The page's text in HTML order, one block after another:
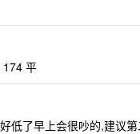
174 平
低了早上会很吵的,建议